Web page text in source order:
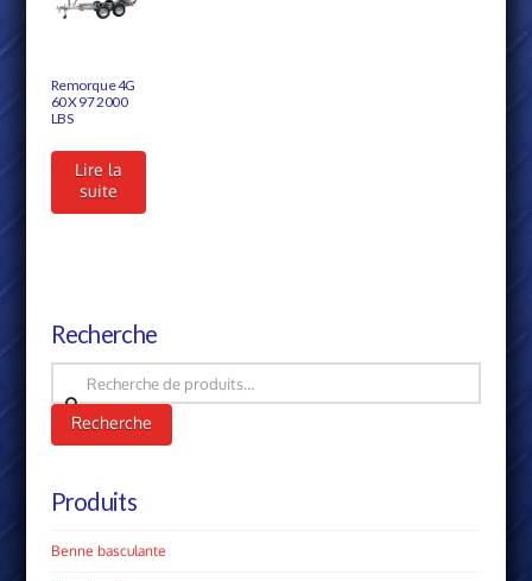
Remorque 4G
60 X 97 2000
LBS
Lire la
suite
Recherche
Recherche
pour :
Recherche
Produits
Benne basculante